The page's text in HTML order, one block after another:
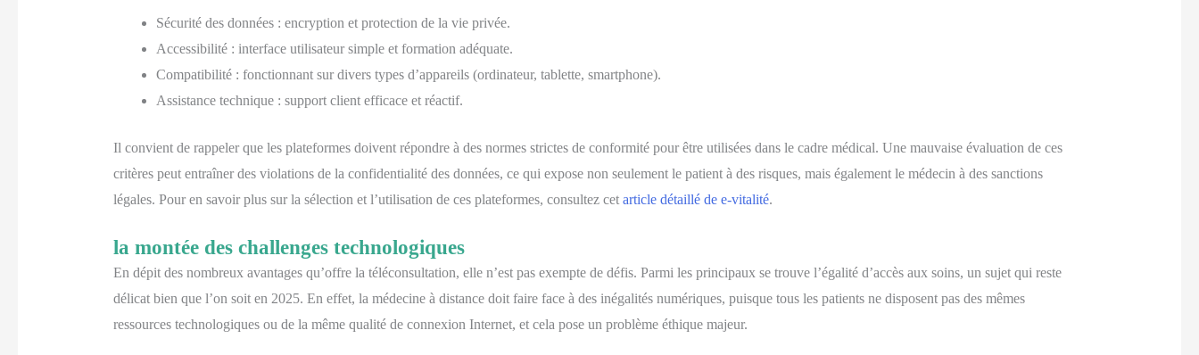
Sécurité des données : encryption et protection de la vie privée.
Accessibilité : interface utilisateur simple et formation adéquate.
Compatibilité : fonctionnant sur divers types d’appareils (ordinateur, tablette, smartphone).
Assistance technique : support client efficace et réactif.
Il convient de rappeler que les plateformes doivent répondre à des normes strictes de conformité pour être utilisées dans le cadre médical. Une mauvaise évaluation de ces
critères peut entraîner des violations de la confidentialité des données, ce qui expose non seulement le patient à des risques, mais également le médecin à des sanctions
légales. Pour en savoir plus sur la sélection et l’utilisation de ces plateformes, consultez cet article détaillé de e-vitalité.
la montée des challenges technologiques
En dépit des nombreux avantages qu’offre la téléconsultation, elle n’est pas exempte de défis. Parmi les principaux se trouve l’égalité d’accès aux soins, un sujet qui reste
délicat bien que l’on soit en 2025. En effet, la médecine à distance doit faire face à des inégalités numériques, puisque tous les patients ne disposent pas des mêmes
ressources technologiques ou de la même qualité de connexion Internet, et cela pose un problème éthique majeur.